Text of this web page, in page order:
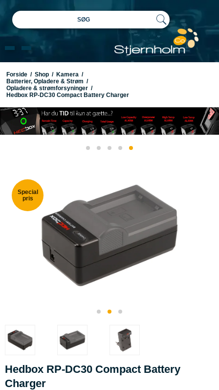
SØG
Forside / Shop / Kamera /
Batterier, Opladere & Strøm /
Opladere & strømforsyninger /
Hedbox RP-DC30 Compact Battery Charger
Special
pris
Hedbox RP-DC30 Compact Battery
Charger